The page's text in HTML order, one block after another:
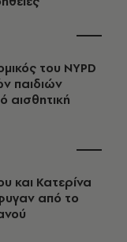
του NYPD
παιδιών
αισθητική
και Κατερίνα
από το